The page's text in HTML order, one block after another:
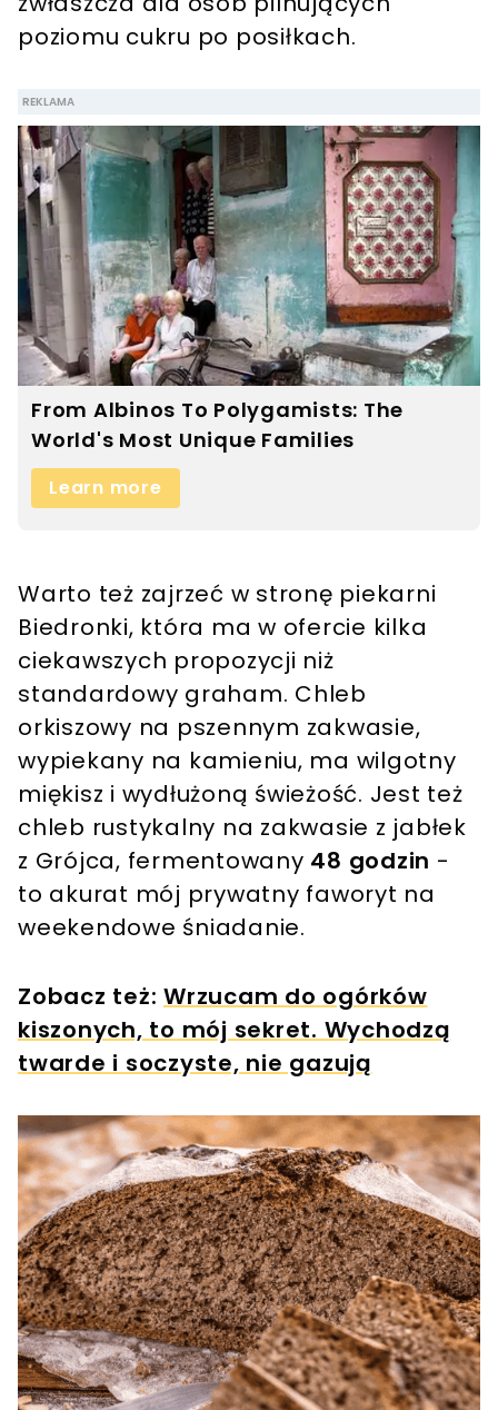
poziomu cukru po posiłkach.
Warto też zajrzeć w stronę piekarni
Biedronki, która ma w ofercie kilka
ciekawszych propozycji niż
standardowy graham. Chleb
orkiszowy na pszennym zakwasie,
wypiekany na kamieniu, ma wilgotny
miękisz i wydłużoną świeżość. Jest też
chleb rustykalny na zakwasie z jabłek
z Grójca, fermentowany 48 godzin -
to akurat mój prywatny faworyt na
weekendowe śniadanie.
Zobacz też: Wrzucam do ogórków
kiszonych, to mój sekret. Wychodzą
twarde i soczyste, nie gazują